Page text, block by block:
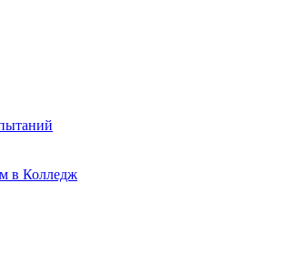
в Колледж